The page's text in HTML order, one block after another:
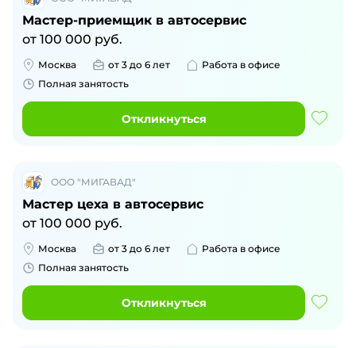
Мастер-приемщик в автосервис
от 100 000 руб.
Москва от 3 до 6 лет
Работа в офисе
Полная занятость
Откликнуться
ООО "МИГАВАД"
Мастер цеха в автосервис
от 100 000 руб.
Москва от 3 до 6 лет
Работа в офисе
Полная занятость
Откликнуться